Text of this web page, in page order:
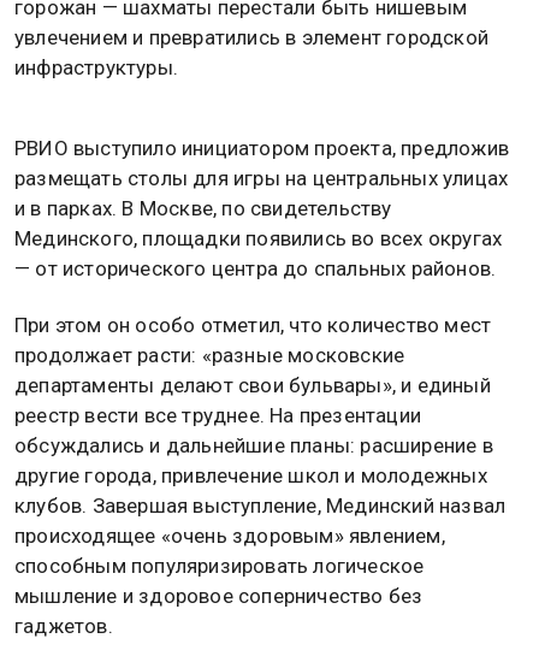
горожан — шахматы перестали быть нишевым
увлечением и превратились в элемент городской
инфраструктуры.
РВИО выступило инициатором проекта, предложив
размещать столы для игры на центральных улицах
и в парках. В Москве, по свидетельству
Мединского, площадки появились во всех округах
— от исторического центра до спальных районов.
При этом он особо отметил, что количество мест
продолжает расти: «разные московские
департаменты делают свои бульвары», и единый
реестр вести все труднее. На презентации
обсуждались и дальнейшие планы: расширение в
другие города, привлечение школ и молодежных
клубов. Завершая выступление, Мединский назвал
происходящее «очень здоровым» явлением,
способным популяризировать логическое
мышление и здоровое соперничество без
гаджетов.